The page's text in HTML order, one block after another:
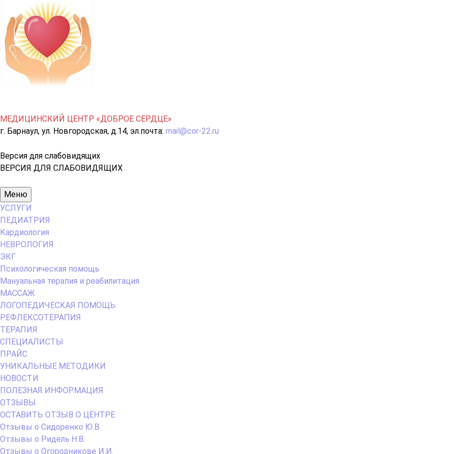
МЕДИЦИНСКИЙ ЦЕНТР «ДОБРОЕ СЕРДЦЕ»
г. Барнаул, ул. Новгородская, д.14, эл.почта: mail@cor-22.ru
Версия для слабовидящих
ВЕРСИЯ ДЛЯ СЛАБОВИДЯЩИХ
Основное
меню
Меню
УСЛУГИ
ПЕДИАТРИЯ
Кардиология
НЕВРОЛОГИЯ
ЭКГ
Психологическая помощь
Мануальная терапия и реабилитация
МАССАЖ
ЛОГОПЕДИЧЕСКАЯ ПОМОЩЬ
РЕФЛЕКСОТЕРАПИЯ
ТЕРАПИЯ
СПЕЦИАЛИСТЫ
ПРАЙС
УНИКАЛЬНЫЕ МЕТОДИКИ
НОВОСТИ
ПОЛЕЗНАЯ ИНФОРМАЦИЯ
ОТЗЫВЫ
ОСТАВИТЬ ОТЗЫВ О ЦЕНТРЕ
Отзывы о Сидоренко Ю.В.
Отзывы о Ридель Н.В.
Отзывы о Огородникове И.И.